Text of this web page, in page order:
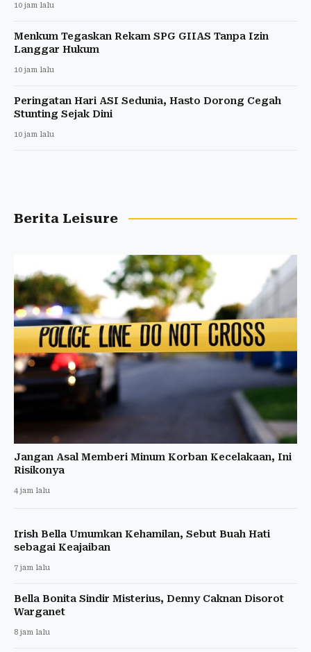
10 jam lalu
Menkum Tegaskan Rekam SPG GIIAS Tanpa Izin
Langgar Hukum
10 jam lalu
Peringatan Hari ASI Sedunia, Hasto Dorong Cegah
Stunting Sejak Dini
10 jam lalu
Berita Leisure
Jangan Asal Memberi Minum Korban Kecelakaan, Ini
Risikonya
4 jam lalu
Irish Bella Umumkan Kehamilan, Sebut Buah Hati
sebagai Keajaiban
7 jam lalu
Bella Bonita Sindir Misterius, Denny Caknan Disorot
Warganet
8 jam lalu